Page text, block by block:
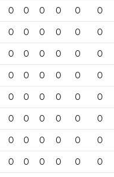
0 0 0 0 0 0
0 0 0 0 0 0
0 0 0 0 0 0
0 0 0 0 0 0
0 0 0 0 0 0
0 0 0 0 0 0
0 0 0 0 0 0
0 0 0 0 0 0